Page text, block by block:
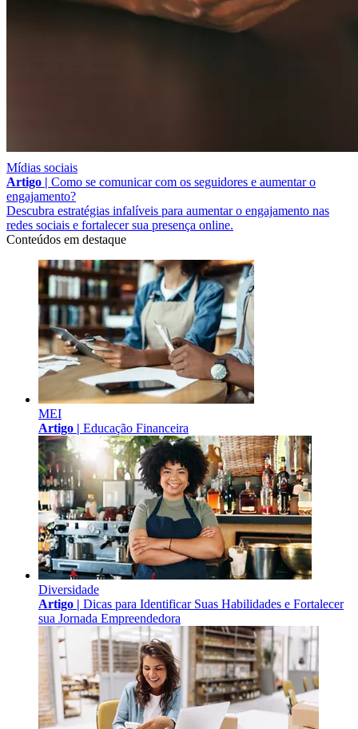
Mídias sociais
Artigo | Como se comunicar com os seguidores e aumentar o
engajamento?
Descubra estratégias infalíveis para aumentar o engajamento nas
redes sociais e fortalecer sua presença online.
Conteúdos em destaque
MEI
Artigo | Educação Financeira
Diversidade
Artigo | Dicas para Identificar Suas Habilidades e Fortalecer
sua Jornada Empreendedora